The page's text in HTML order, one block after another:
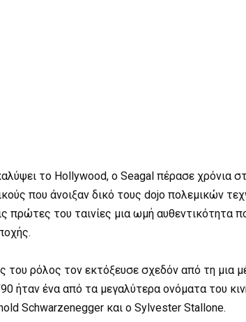
το Hollywood, ο Seagal πέρασε χρόνια
που άνοιξαν δικό τους dojo πολεμικών
πρώτες του ταινίες μια ωμή αυθεντικότητα
ρόλος τον εκτόξευσε σχεδόν από τη μια
ήταν ένα από τα μεγαλύτερα ονόματα του
Schwarzenegger και ο Sylvester Stallone.